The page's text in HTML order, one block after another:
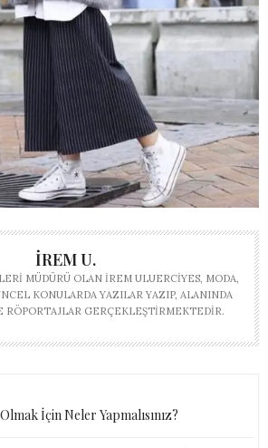
İREM U.
MÜDÜRÜ OLAN İREM ULUERCIYES, MODA,
KONULARDA YAZILAR YAZIP, ALANINDA
RÖPORTAJLAR GERÇEKLEŞTIRMEKTEDIR.
İçin Neler Yapmalısınız?